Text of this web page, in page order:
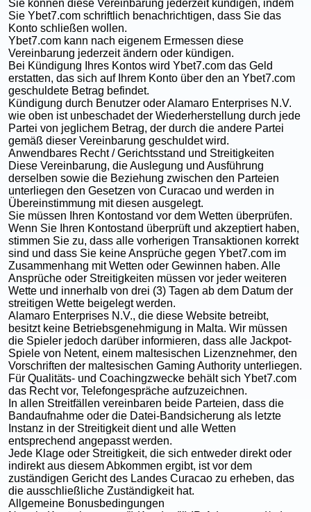
Sie können diese Vereinbarung jederzeit kündigen, indem
Sie Ybet7.com schriftlich benachrichtigen, dass Sie das
Konto schließen wollen.
Ybet7.com kann nach eigenem Ermessen diese
Vereinbarung jederzeit ändern oder kündigen.
Bei Kündigung Ihres Kontos wird Ybet7.com das Geld
erstatten, das sich auf Ihrem Konto über den an Ybet7.com
geschuldete Betrag befindet.
Kündigung durch Benutzer oder Alamaro Enterprises N.V.
wie oben ist unbeschadet der Wiederherstellung durch jede
Partei von jeglichem Betrag, der durch die andere Partei
gemäß dieser Vereinbarung geschuldet wird.
Anwendbares Recht / Gerichtsstand und Streitigkeiten
Diese Vereinbarung, die Auslegung und Ausführung
derselben sowie die Beziehung zwischen den Parteien
unterliegen den Gesetzen von Curacao und werden in
Übereinstimmung mit diesen ausgelegt.
Sie müssen Ihren Kontostand vor dem Wetten überprüfen.
Wenn Sie Ihren Kontostand überprüft und akzeptiert haben,
stimmen Sie zu, dass alle vorherigen Transaktionen korrekt
sind und dass Sie keine Ansprüche gegen Ybet7.com im
Zusammenhang mit Wetten oder Gewinnen haben. Alle
Ansprüche oder Streitigkeiten müssen vor jeder weiteren
Wette und innerhalb von drei (3) Tagen ab dem Datum der
streitigen Wette beigelegt werden.
Alamaro Enterprises N.V., die diese Website betreibt,
besitzt keine Betriebsgenehmigung in Malta. Wir müssen
die Spieler jedoch darüber informieren, dass alle Jackpot-
Spiele von Netent, einem maltesischen Lizenznehmer, den
Vorschriften der maltesischen Gaming Authority unterliegen.
Für Qualitäts- und Coachingzwecke behält sich Ybet7.com
das Recht vor, Telefongespräche aufzuzeichnen.
In allen Streitfällen vereinbaren beide Parteien, dass die
Bandaufnahme oder die Datei-Bandsicherung als letzte
Instanz in der Streitigkeit dient und alle Wetten
entsprechend angepasst werden.
Jede Klage oder Streitigkeit, die sich entweder direkt oder
indirekt aus diesem Abkommen ergibt, ist vor dem
zuständigen Gericht des Landes Curacao zu erheben, das
die ausschließliche Zuständigkeit hat.
Allgemeine Bonusbedingungen